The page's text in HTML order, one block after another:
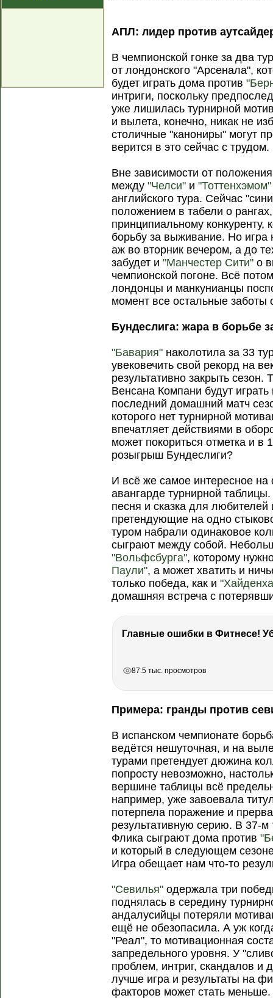
АПЛ: лидер против
В чемпионской гонке за два
от лондонского "Арсенала",
будет играть дома против
интриги, поскольку
уже лишилась турнирной
и вылета, конечно, никак не
столичные "канониры" могут
верится в это сейчас с трудом.
Вне зависимости от
между"Челси" и"Тоттенхэмом"
английского тура. Сейчас
положением в табели о
принципиальному
борьбу за выживание. Но игра
аж во вторник вечером, а до
забудет и"Манчестер Сити" о
чемпионской погоне. Всё
лондонцы и манкунианцы
момент все остальные заботы
Бундеслига: жара в борьбе
"Бавария" наколотила за 33
увековечить свой рекорд на
результативно закрыть
Венсана Компани будут
последний домашний матч
которого нет турнирной
впечатляет действиями в
может покориться отметка и в
розыгрыш Бундеслиги?
И всё же самое интересное
авангарде турнирной
песня и сказка для
претендующие на одно
туром набрали одинаковое
сыграют между собой.
"Вольфсбурга", которому
Паули", а может хватить и
только победа, как и
домашняя встреча с
87.5 тыс. просмотров
Примера: гранды против
В испанском чемпионате
ведётся нешуточная, и на
турами претендует дюжина
попросту невозможно,
вершине таблицы всё
например, уже завоевала
потерпела поражение и
результативную серию. В 37-
Флика сыграют дома против
и который в следующем
Игра обещает нам что-то
"Севилья" одержала три
поднялась в середину
андалусийцы потеряли
ещё не обезопасила. А уж
"Реал", то мотивационная
запредельного уровня. У
проблем, интриг, скандалов и
лучше игра и результаты на
факторов может стать меньше.